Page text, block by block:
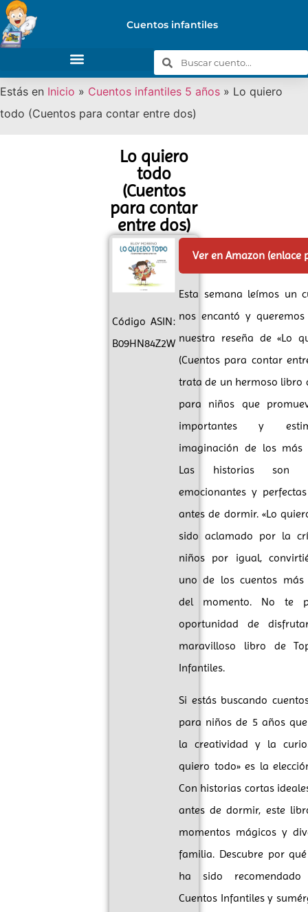
Cuentos infantiles
Estás en Inicio » Cuentos infantiles 5 años » Lo quiero
todo (Cuentos para contar entre dos)
Lo quiero
todo
(Cuentos
para contar
entre dos)
Código ASIN:
B09HN84Z2W
Ver en Amazon (enlace
Esta semana leímos un
nos encantó y
nuestra reseña de «Lo
(Cuentos para contar
trata de un hermoso libro
para niños que
importantes y
imaginación de los más
Las historias son
emocionantes y
antes de dormir. «Lo
sido aclamado por la
niños por igual,
uno de los cuentos más
del momento. No te
oportunidad de
maravilloso libro de
Infantiles.
Si estás buscando
para niños de 5 años
la creatividad y la
quiero todo» es la
Con historias cortas
antes de dormir, este
momentos mágicos y
familia. Descubre por
ha sido
Cuentos Infantiles y